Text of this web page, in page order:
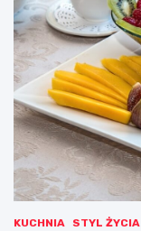
KUCHNIA STYL ŻYCIA